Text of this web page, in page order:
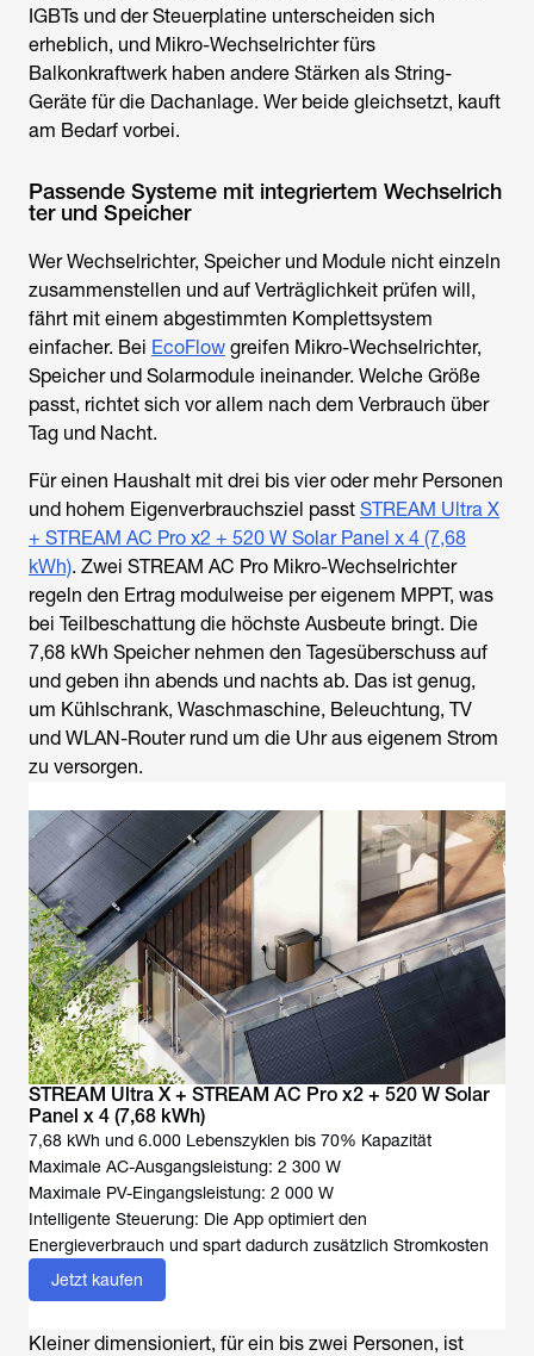
IGBTs und der Steuerplatine unterscheiden sich
erheblich, und Mikro-Wechselrichter fürs
Balkonkraftwerk haben andere Stärken als String-
Geräte für die Dachanlage. Wer beide gleichsetzt, kauft
am Bedarf vorbei.
Passende Systeme mit integriertem Wechselrich
ter und Speicher
Wer Wechselrichter, Speicher und Module nicht einzeln
zusammenstellen und auf Verträglichkeit prüfen will,
fährt mit einem abgestimmten Komplettsystem
einfacher. Bei EcoFlow greifen Mikro-Wechselrichter,
Speicher und Solarmodule ineinander. Welche Größe
passt, richtet sich vor allem nach dem Verbrauch über
Tag und Nacht.
Für einen Haushalt mit drei bis vier oder mehr Personen
und hohem Eigenverbrauchsziel passt STREAM Ultra X
+ STREAM AC Pro x2 + 520 W Solar Panel x 4 (7,68
kWh). Zwei STREAM AC Pro Mikro-Wechselrichter
regeln den Ertrag modulweise per eigenem MPPT, was
bei Teilbeschattung die höchste Ausbeute bringt. Die
7,68 kWh Speicher nehmen den Tagesüberschuss auf
und geben ihn abends und nachts ab. Das ist genug,
um Kühlschrank, Waschmaschine, Beleuchtung, TV
und WLAN-Router rund um die Uhr aus eigenem Strom
zu versorgen.
STREAM Ultra X + STREAM AC Pro x2 + 520 W Solar
Panel x 4 (7,68 kWh)
7,68 kWh und 6.000 Lebenszyklen bis 70% Kapazität
Maximale AC-Ausgangsleistung: 2 300 W
Maximale PV-Eingangsleistung: 2 000 W
Intelligente Steuerung: Die App optimiert den
Energieverbrauch und spart dadurch zusätzlich Stromkosten
Jetzt kaufen
Kleiner dimensioniert, für ein bis zwei Personen, ist